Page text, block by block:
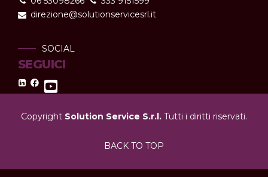
direzione@solutionservicesrl.it
SOCIAL
SEGUICI
Copyright Solution Service S.r.l. Tutti i diritti riservati.
BACK TO TOP